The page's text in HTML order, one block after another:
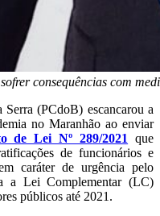
consequências com
(PCdoB) escancarou a
no Maranhão ao enviar
de Lei Nº 289/2021
que
de funcionários e
caráter de urgência pelo
a Lei Complementar (LC)
públicos até 2021.